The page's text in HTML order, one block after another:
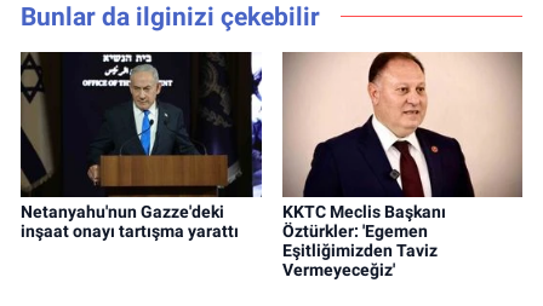
Bunlar da ilginizi çekebilir
Netanyahu'nun Gazze'deki
inşaat onayı tartışma yarattı
KKTC Meclis Başkanı
Öztürkler: 'Egemen
Eşitliğimizden Taviz
Vermeyeceğiz'